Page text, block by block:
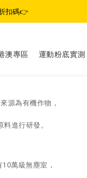
$3,800 現折 $300
扣碼👉
澳專區 運動粉底實測
源為有機作物，
進行研發。
萬級無塵室，